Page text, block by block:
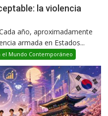
la violencia
año, aproximadamente
armada en Estados...
el Mundo Contemporáneo